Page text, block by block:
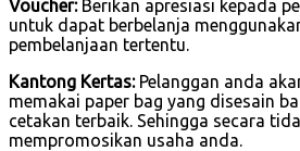
Voucher:Berikan apresiasi kepada
untuk dapat berbelanja
pembelanjaan tertentu.
Kantong Kertas:Pelanggan anda
memakai paper bag yang disesain
cetakan terbaik. Sehingga secara
mempromosikan usaha anda.